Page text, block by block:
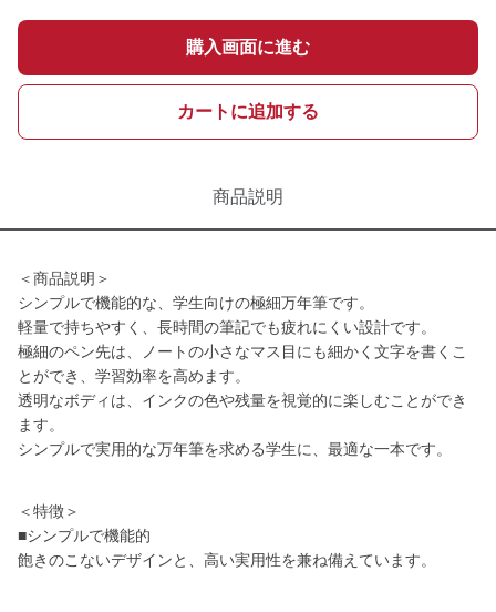
購入画面に進む
カートに追加する
商品説明
＜商品説明＞
シンプルで機能的な、学生向けの極細万年筆です。
軽量で持ちやすく、長時間の筆記でも疲れにくい設計です。
極細のペン先は、ノートの小さなマス目にも細かく文字を書くこ
とができ、学習効率を高めます。
透明なボディは、インクの色や残量を視覚的に楽しむことができ
ます。
シンプルで実用的な万年筆を求める学生に、最適な一本です。
＜特徴＞
■シンプルで機能的
飽きのこないデザインと、高い実用性を兼ね備えています。